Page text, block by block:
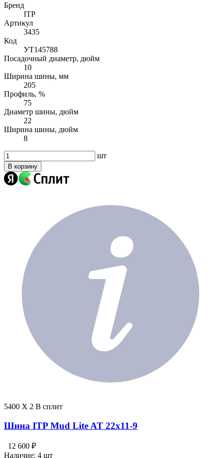
Бренд
ITP
Артикул
3435
Код
УТ145788
Посадочный диаметр, дюйм
10
Ширина шины, мм
205
Профиль, %
75
Диаметр шины, дюйм
22
Ширина шины, дюйм
8
шт
В корзину
5400 X 2 В сплит
Шина ITP Mud Lite AT 22x11-9
12 600 ₽
Наличие: 4 шт